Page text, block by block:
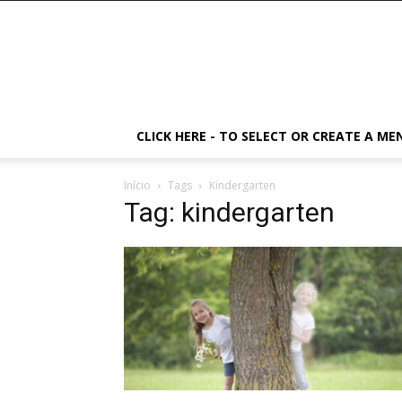
CLICK HERE - TO SELECT OR CREATE A
Início Tags Kindergarten
Tag: kindergarten